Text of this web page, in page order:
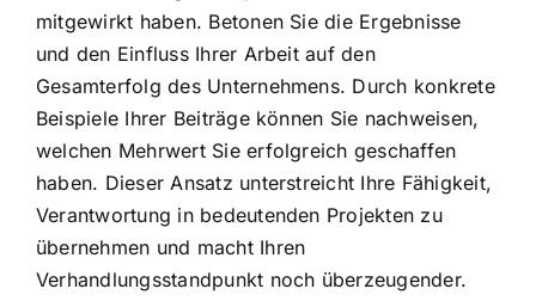
mitgewirkt haben. Betonen Sie die Ergebnisse
und den Einfluss Ihrer Arbeit auf den
Gesamterfolg des Unternehmens. Durch konkrete
Beispiele Ihrer Beiträge können Sie nachweisen,
welchen Mehrwert Sie erfolgreich geschaffen
haben. Dieser Ansatz unterstreicht Ihre Fähigkeit,
Verantwortung in bedeutenden Projekten zu
übernehmen und macht Ihren
Verhandlungsstandpunkt noch überzeugender.